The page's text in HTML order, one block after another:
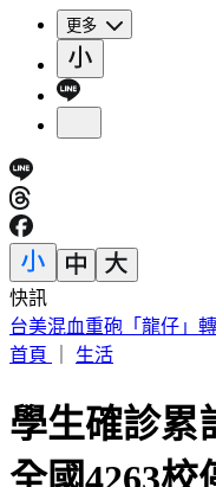
更多
快訊
買手搖飲「發票中1000
首頁
生活
學生確診
全國4263校